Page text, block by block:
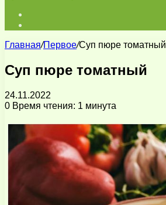
Главная/Первое/Суп пюре томатный
Суп пюре томатный
24.11.2022
0 Время чтения: 1 минута